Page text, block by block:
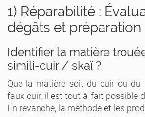
1) Réparabilité :
dégâts et préparation
Identifier la matière
simili-cuir / skaï ?
Que la matière soit du cuir ou
faux cuir, il est tout à fait possible
En revanche, la méthode et les